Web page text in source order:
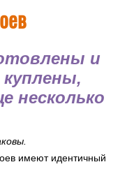
и
несколько
имеют идентичный